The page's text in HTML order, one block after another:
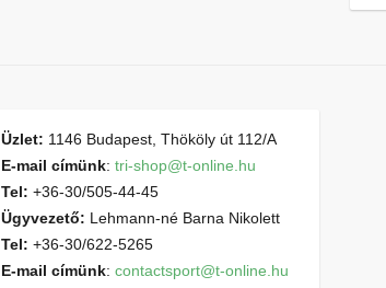
Üzlet: 1146 Budapest, Thököly út 112/A
E-mail címünk:tri-shop@t-online.hu
Tel: +36-30/505-44-45
Ügyvezető: Lehmann-né Barna Nikolett
Tel: +36-30/622-5265
E-mail címünk:contactsport@t-online.hu